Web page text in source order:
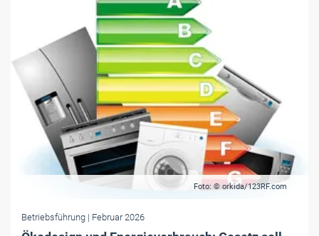
Foto: © orkida/123RF.com
Betriebsführung | Februar 2026